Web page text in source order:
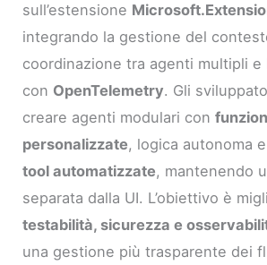
sull’estensione
integrando la gestione del
coordinazione tra agenti multipli e
con OpenTelemetry. Gli
creare agenti modulari con
personalizzate, logica autonoma e
tool automatizzate, mantenendo
separata dalla UI. L’obiettivo è
testabilità, sicurezza e
una gestione più trasparente dei